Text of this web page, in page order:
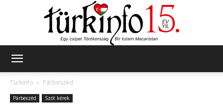
Türkinfo
Párbeszéd
Párbeszéd Szót kérek